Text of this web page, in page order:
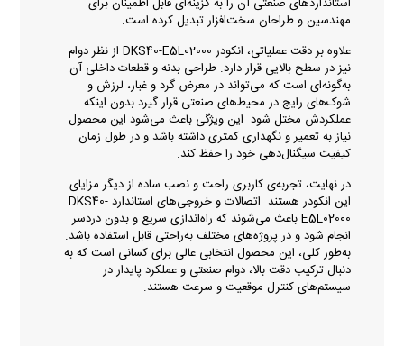
مهندسین و طراحان سخت‌افزار تبدیل کرده است.
علاوه بر دقت عملیاتی، انکودر DKS40-E5L02000 از نظر دوام
نیز در سطح بالایی قرار دارد. طراحی بدنه و قطعات داخلی آن
به‌گونه‌ای است که می‌تواند در معرض گرد و غبار، لرزش و
شوک‌های رایج در محیط‌های صنعتی قرار گیرد بدون اینکه
عملکردش مختل شود. این ویژگی باعث می‌شود این محصول
نیاز به تعمیر و نگهداری کمتری داشته باشد و در طول زمان
کیفیت سیگنال‌دهی خود را حفظ کند.
در نهایت، تجربه‌ی کاربری راحت و نصب ساده از دیگر مزایای
این انکودر هستند. اتصالات و خروجی‌های استاندارد DKS40-
E5L02000 باعث می‌شوند که راه‌اندازی سریع و بدون دردسر
انجام شود و در پروژه‌های مختلف به‌راحتی قابل استفاده باشد.
به‌طور کلی، این محصول انتخابی عالی برای کسانی است که به
دنبال ترکیب دقت بالا، دوام صنعتی و عملکرد پایدار در
سیستم‌های کنترل موقعیت و سرعت هستند.